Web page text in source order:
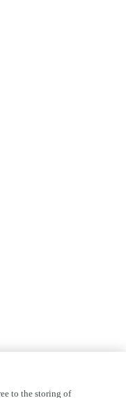
to the storing of